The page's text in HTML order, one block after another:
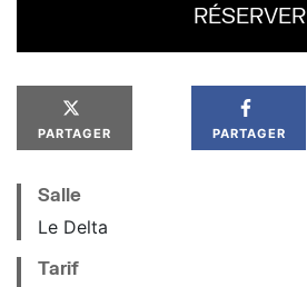
RÉSERVER
PARTAGER PARTAGER
Salle
Le Delta
Tarif